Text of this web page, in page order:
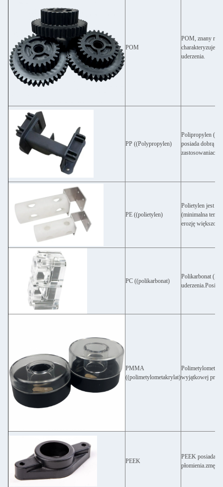
POM
POM, znany
charakteryzuje
uderzenia.
PP ((Polypropylen)
Polipropylen
posiada dobrą
zastosowaniach.
PE ((polietylen)
Polietylen jest
(minimalna
erozję
PC ((polikarbonat)
Polikarbonat
PMMA
((polimetylometakrylat)wyjątkowej
PEEK
PEEK posiada